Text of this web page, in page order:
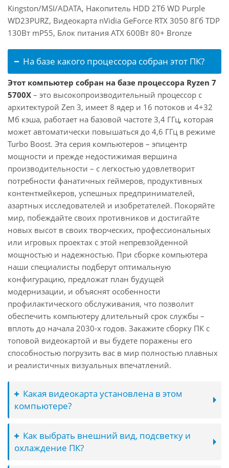
Kingston/MSI/ADATA, Накопитель HDD 2Тб WD Purple
WD23PURZ, Видеокарта nVidia GeForce RTX 3050 8Гб TDP
130Вт mP55, Блок питания ATX 600Вт 80+ Bronze
На базе какого процессора собран этот ПК?
Этот компьютер собран на базе процессора Ryzen 7
5700X – это высокопроизводительный процессор с
архитектурой Zen 3, имеет 8 ядер и 16 потоков и 4+32
Мб кэша, работает на базовой частоте 3,4 ГГц, которая
может автоматически повышаться до 4,6 ГГц в режиме
Turbo Boost. Эта серия компьютеров – эпицентр
мощности и прежде недостижимая вершина
производительности – с легкостью удовлетворит
потребности фанатичных геймеров, продуктивных
контентмейкеров, успешных предпринимателей,
азартных исследователей и изобретателей. Покоряйте
мир, побеждайте своих противников и достигайте
новых высот в своих творческих, профессиональных
или игровых проектах с этой непревзойденной
мощностью и надежностью. При сборке компьютера
наши специалисты подберут оптимальную
конфигурацию, предложат план будущей
модернизации, и объяснят особенности
профилактического обслуживания, что позволит
обеспечить компьютеру длительный срок службы –
вплоть до начала 2030-х годов. Закажите сборку ПК с
топовой видеокартой и вы будете поражены его
способностью погрузить вас в мир полностью плавных
и реалистичных визуальных впечатлений.
Какая видеокарта установлена в этом
компьютере?
Как выбрать внешний вид, подсветку и
охлаждение ПК?